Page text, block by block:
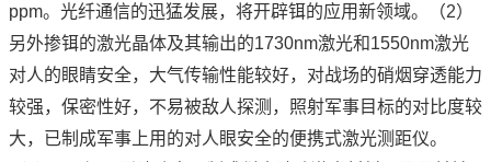
ppm。光纤通信的迅猛发展，将开辟铒的应用新领域。（2）
另外掺铒的激光晶体及其输出的1730nm激光和1550nm激光
对人的眼睛安全，大气传输性能较好，对战场的硝烟穿透能力
较强，保密性好，不易被敌人探测，照射军事目标的对比度较
大，已制成军事上用的对人眼安全的便携式激光测距仪。